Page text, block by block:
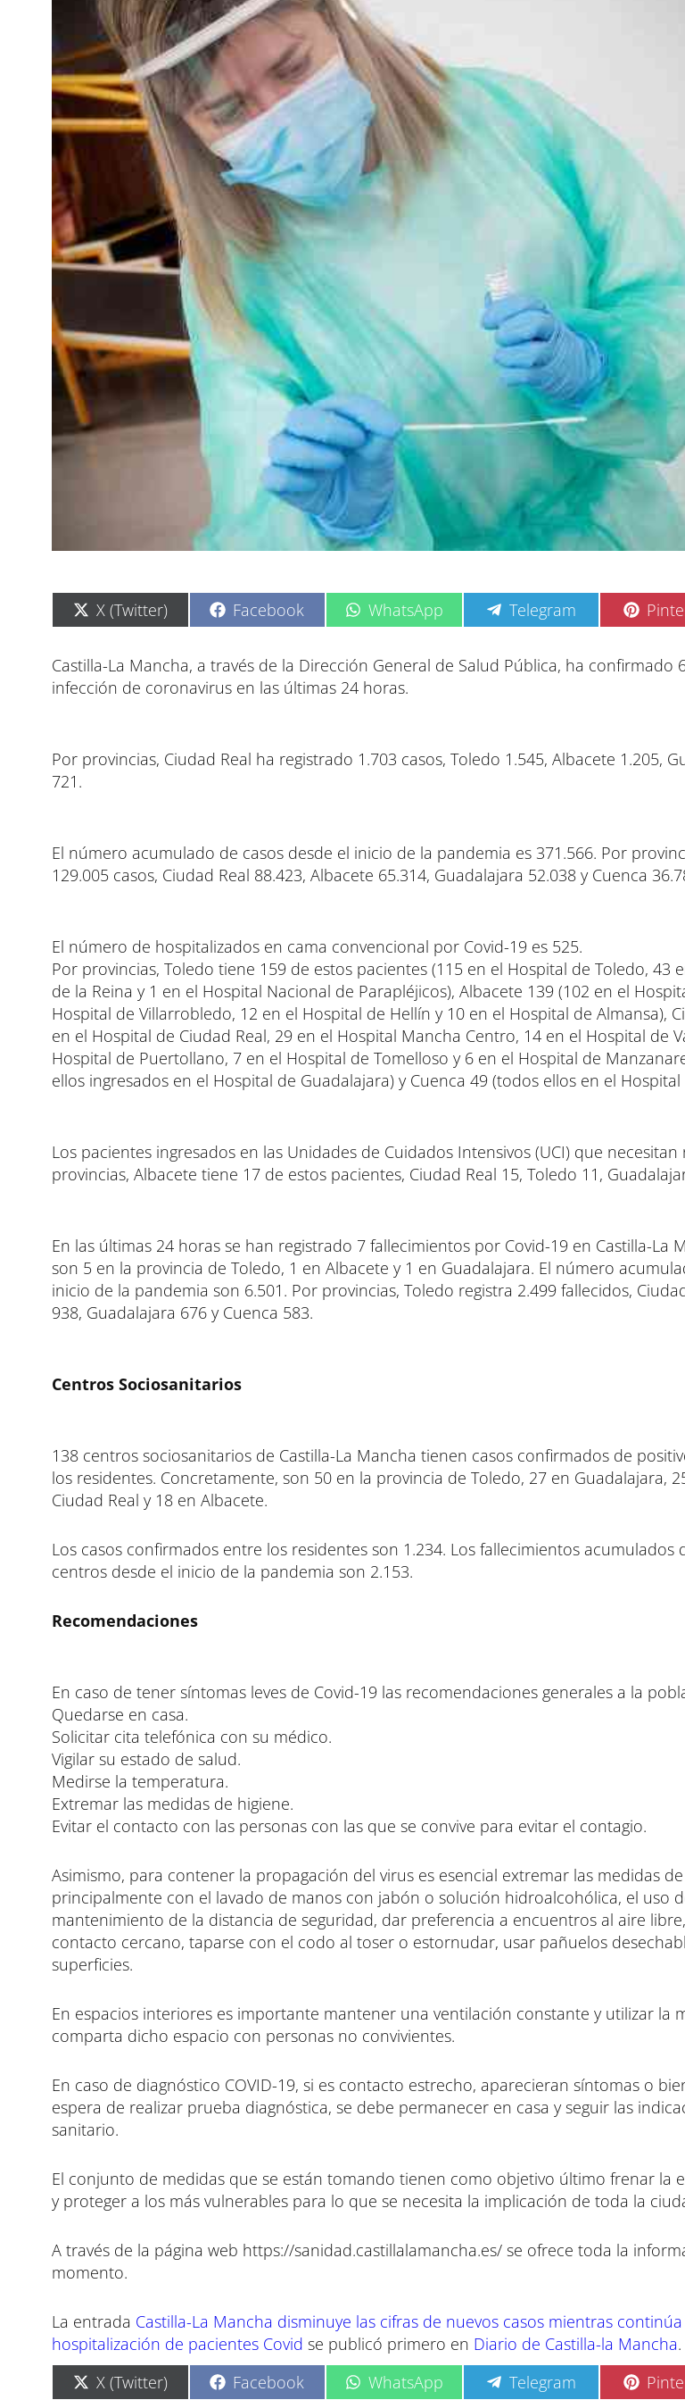
C
o
p
a
r
e
n
X (Twitter) C
o
p
a
r
e
n
Facebook C
o
p
a
r
e
n
WhatsApp C
o
p
a
e
n
Telegram C
o
p
a
e
n
Castilla-La Mancha, a través de la Dirección General de Salud Pública, ha confirmado
infección de coronavirus en las últimas 24 horas.
Por provincias, Ciudad Real ha registrado 1.703 casos, Toledo 1.545, Albacete 1.205,
721.
El número acumulado de casos desde el inicio de la pandemia es 371.566. Por
129.005 casos, Ciudad Real 88.423, Albacete 65.314, Guadalajara 52.038 y Cuenca
El número de hospitalizados en cama convencional por Covid-19 es 525.
Por provincias, Toledo tiene 159 de estos pacientes (115 en el Hospital de Toledo, 43
de la Reina y 1 en el Hospital Nacional de Parapléjicos), Albacete 139 (102 en el
Hospital de Villarrobledo, 12 en el Hospital de Hellín y 10 en el Hospital de Almansa),
en el Hospital de Ciudad Real, 29 en el Hospital Mancha Centro, 14 en el Hospital de
Hospital de Puertollano, 7 en el Hospital de Tomelloso y 6 en el Hospital de
ellos ingresados en el Hospital de Guadalajara) y Cuenca 49 (todos ellos en el Hospital
Los pacientes ingresados en las Unidades de Cuidados Intensivos (UCI) que
provincias, Albacete tiene 17 de estos pacientes, Ciudad Real 15, Toledo 11,
En las últimas 24 horas se han registrado 7 fallecimientos por Covid-19 en Castilla-La
son 5 en la provincia de Toledo, 1 en Albacete y 1 en Guadalajara. El número
inicio de la pandemia son 6.501. Por provincias, Toledo registra 2.499 fallecidos,
938, Guadalajara 676 y Cuenca 583.
Centros Sociosanitarios
138 centros sociosanitarios de Castilla-La Mancha tienen casos confirmados de
los residentes. Concretamente, son 50 en la provincia de Toledo, 27 en Guadalajara,
Ciudad Real y 18 en Albacete.
Los casos confirmados entre los residentes son 1.234. Los fallecimientos acumulados
centros desde el inicio de la pandemia son 2.153.
Recomendaciones
En caso de tener síntomas leves de Covid-19 las recomendaciones generales a la
Quedarse en casa.
Solicitar cita telefónica con su médico.
Vigilar su estado de salud.
Medirse la temperatura.
Extremar las medidas de higiene.
Evitar el contacto con las personas con las que se convive para evitar el contagio.
Asimismo, para contener la propagación del virus es esencial extremar las medidas
principalmente con el lavado de manos con jabón o solución hidroalcohólica, el uso
mantenimiento de la distancia de seguridad, dar preferencia a encuentros al aire
contacto cercano, taparse con el codo al toser o estornudar, usar pañuelos
superficies.
En espacios interiores es importante mantener una ventilación constante y utilizar la
comparta dicho espacio con personas no convivientes.
En caso de diagnóstico COVID-19, si es contacto estrecho, aparecieran síntomas o
espera de realizar prueba diagnóstica, se debe permanecer en casa y seguir las
sanitario.
El conjunto de medidas que se están tomando tienen como objetivo último frenar la
y proteger a los más vulnerables para lo que se necesita la implicación de toda la
A través de la página web https://sanidad.castillalamancha.es/ se ofrece toda la
momento.
La entrada Castilla-La Mancha disminuye las cifras de nuevos casos mientras
hospitalización de pacientes Covid se publicó primero en Diario de Castilla-la Mancha.
C
X (Twitter) C
Facebook C
WhatsApp C
Telegram C